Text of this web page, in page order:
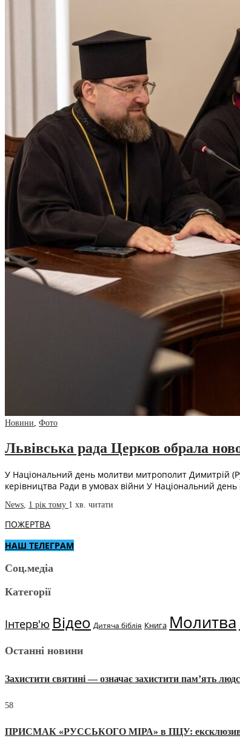
Новини, Фото
Львівська рада Церков обрала
У Національний день молитви митрополит Димитрій
керівництва Ради в умовах війни У Національний
News, 1 рік тому 1 хв. читати
ПОЖЕРТВА
НАШ ТЕЛЕГРАМ
Соц.медіа
Категорії
Інтерв'ю Відео Дитяча біблія Книга Молитва
Останні новини
Захистити святині — означає захистити пам’ять
58
ПРИСМАК «РУССЬКОГО МІРА» в ПЦУ: ексклюзивні